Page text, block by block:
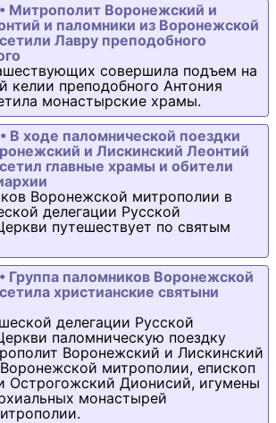
Митрополит Воронежский и
и паломники из Воронежской
Лавру преподобного
совершила подъем на
келии преподобного Антония
монастырские храмы.
В ходе паломнической поездки
и Лискинский Леонтий
главные храмы и обители
Воронежской митрополии в
делегации Русской
путешествует по святым
Группа паломников Воронежской
христианские святыни
делегации Русской
паломническую поездку
Воронежский и Лискинский
митрополии, епископ
Острогожский Дионисий, игумены
монастырей